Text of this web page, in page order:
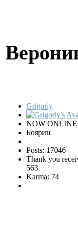
Grigoriy
NOW ONLINE
Боярин
Posts: 17046
Thank you
563
Karma: 74